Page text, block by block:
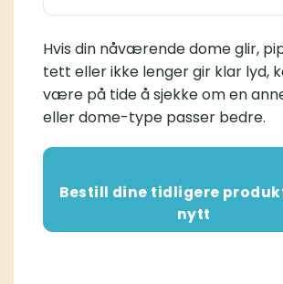
Hvis din nåværende dome glir,
tett eller ikke lenger gir klar lyd,
være på tide å sjekke om en
eller dome-type passer bedre.
Bestill dine tidligere
nytt